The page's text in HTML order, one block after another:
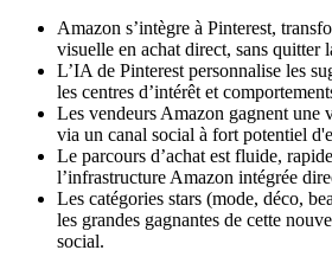
Amazon s’intègre à Pinterest,
visuelle en achat direct, sans quitter
L’IA de Pinterest personnalise les
les centres d’intérêt et
Les vendeurs Amazon gagnent une
via un canal social à fort potentiel
Le parcours d’achat est fluide,
l’infrastructure Amazon intégrée
Les catégories stars (mode, déco,
les grandes gagnantes de cette
social.